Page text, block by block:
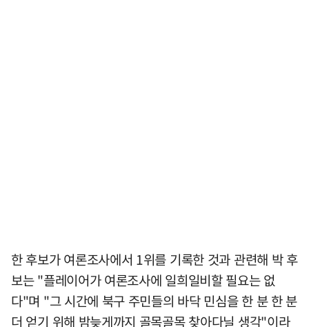
한 후보가 여론조사에서 1위를 기록한 것과 관련해 박 후
보는 "플레이어가 여론조사에 일희일비할 필요는 없
다"며 "그 시간에 북구 주민들의 바닥 민심을 한 분 한 분
더 얻기 위해 밤늦게까지 골목골목 찾아다닐 생각"이라